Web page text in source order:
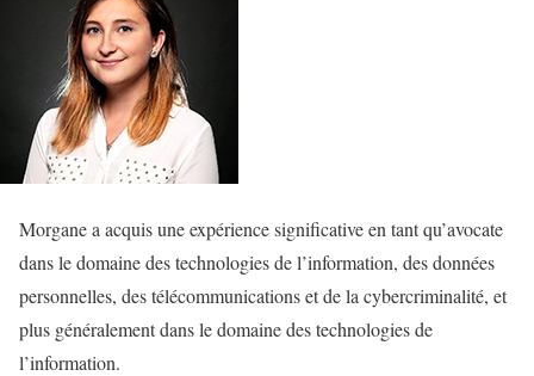
Morgane a acquis une expérience significative en tant qu’avocate
dans le domaine des technologies de l’information, des données
personnelles, des télécommunications et de la cybercriminalité, et
plus généralement dans le domaine des technologies de
l’information.